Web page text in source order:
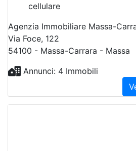
cellulare
Agenzia Immobiliare Massa-
Via Foce, 122
54100 - Massa-Carrara - Massa
Annunci: 4 Immobili